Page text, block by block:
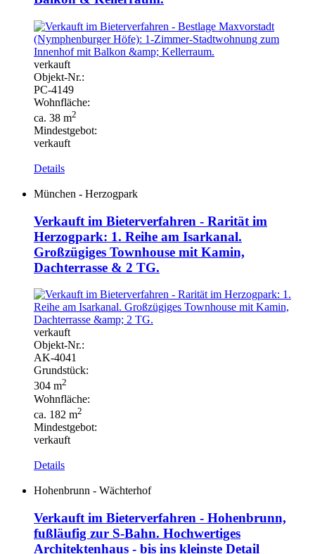
verkauft
Objekt-Nr.:
PC-4149
Wohnfläche:
ca. 38 m2
Mindestgebot:
verkauft
Details
München - Herzogpark
Verkauft im Bieterverfahren - Rarität im
Herzogpark: 1. Reihe am Isarkanal.
Großzügiges Townhouse mit Kamin,
Dachterrasse & 2 TG.
verkauft
Objekt-Nr.:
AK-4041
Grundstück:
304 m2
Wohnfläche:
ca. 182 m2
Mindestgebot:
verkauft
Details
Hohenbrunn - Wächterhof
Verkauft im Bieterverfahren - Hohenbrunn,
fußläufig zur S-Bahn. Hochwertiges
Architektenhaus - bis ins kleinste Detail